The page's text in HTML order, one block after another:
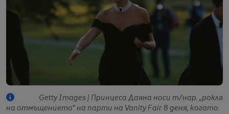
Getty Images | Принцеса Даяна носи т/нар. „рокля
на отмъщението“ на парти на Vanity Fair в деня, когато